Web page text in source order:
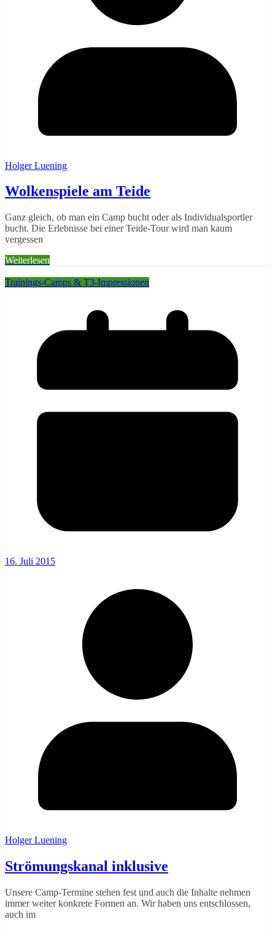
Holger Luening
Wolkenspiele am Teide
Ganz gleich, ob man ein Camp bucht oder als Individualsportler
bucht. Die Erlebnisse bei einer Teide-Tour wird man kaum
vergessen
Weiterlesen
Trainings-Camps & T3-Impressionen
16. Juli 2015
Holger Luening
Strömungskanal inklusive
Unsere Camp-Termine stehen fest und auch die Inhalte nehmen
immer weiter konkrete Formen an. Wir haben uns entschlossen,
auch im